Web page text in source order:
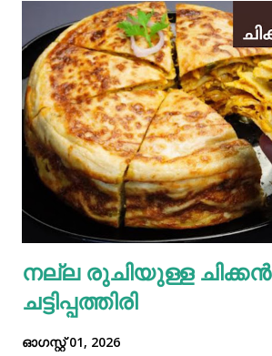
നല്ല രുചിയുള്ള ചിക്കൻ
ചട്ടിപ്പത്തിരി
ഓഗസ്റ്റ് 01, 2026